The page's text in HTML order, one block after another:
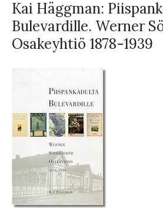
Kai Häggman:
Bulevardille. Werner
Osakeyhtiö 1878-1939